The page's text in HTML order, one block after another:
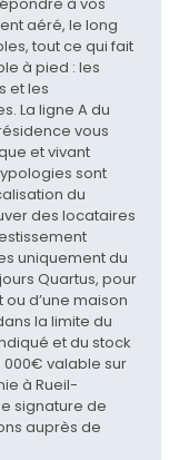
aéré, le long
tout ce qui fait
à pied : les
et les
La ligne A du
vous
et vivant
sont
du
des locataires
uniquement du
Quartus, pour
d’une maison
la limite du
et du stock
000€ valable sur
à Rueil-
signature de
auprès de